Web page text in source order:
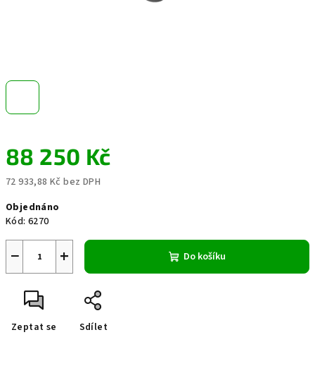
88 250 Kč
72 933,88 Kč bez DPH
cena:
Objednáno
Kód: 6270
+
− Do košíku
Zeptat se Sdílet